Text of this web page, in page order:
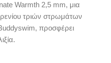
Warmth 2,5 mm, μια
τριών στρωμάτων
προσφέρει